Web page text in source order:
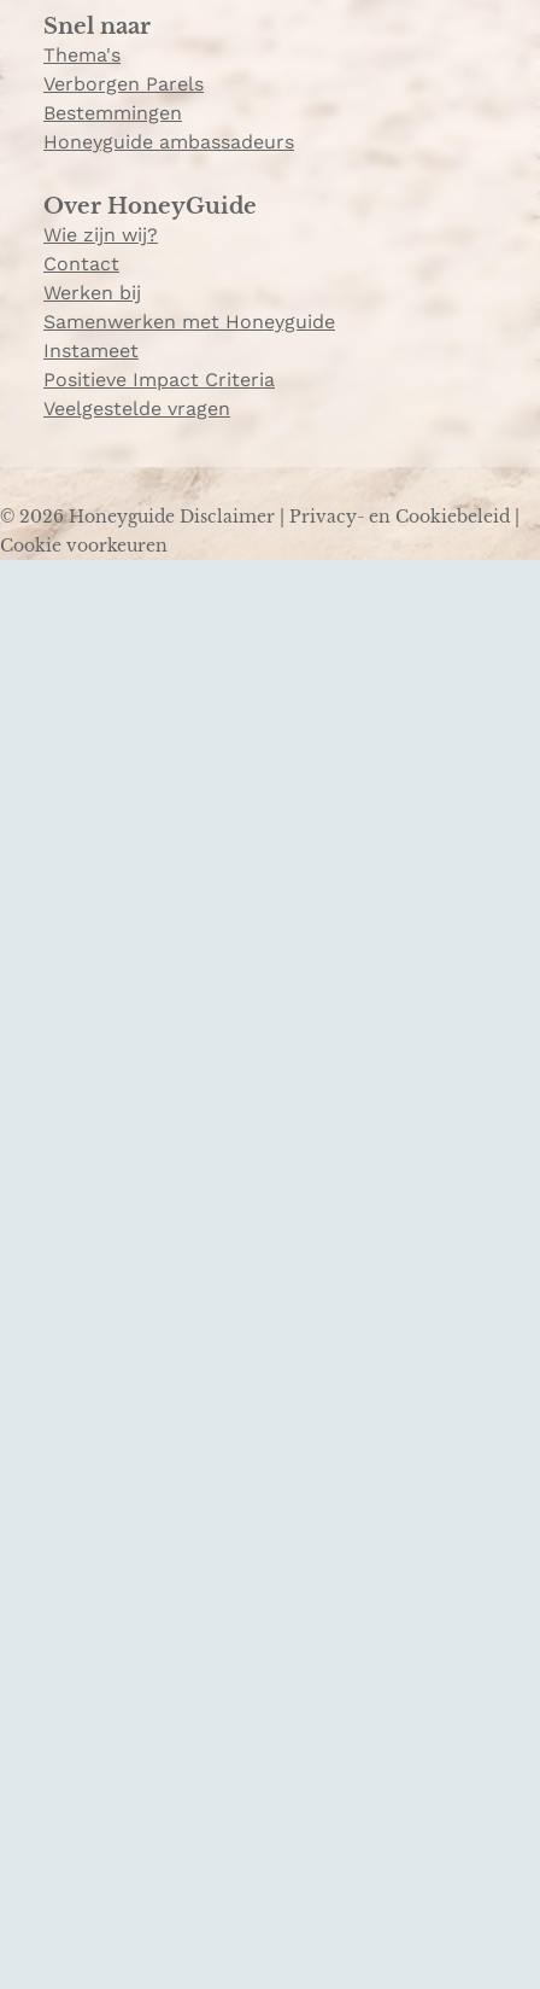
m
Snel naar
Thema's
Verborgen Parels
Bestemmingen
Honeyguide ambassadeurs
Over HoneyGuide
Wie zijn wij?
Contact
Werken bij
Samenwerken met Honeyguide
Instameet
Positieve Impact Criteria
Veelgestelde vragen
© 2026 Honeyguide Disclaimer Privacy- en Cookiebeleid
Cookie voorkeuren